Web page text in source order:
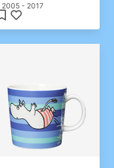
2005 - 2017